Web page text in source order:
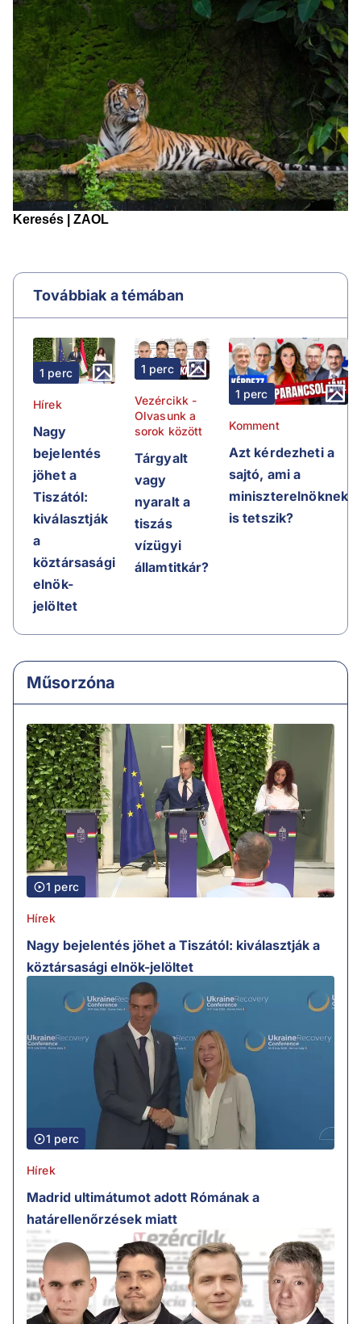
Továbbiak a témában
1 perc
Hírek
Nagy
bejelentés
jöhet a
Tiszától:
kiválasztják
a
köztársasági
elnök-
jelöltet
1 perc
Vezércikk -
Olvasunk a
sorok között
Tárgyalt
vagy
nyaralt a
tiszás
vízügyi
államtitkár?
1 perc
Komment
Azt kérdezheti a
sajtó, ami a
miniszterelnöknek
is tetszik?
Műsorzóna
1 perc
Hírek
Nagy bejelentés jöhet a Tiszától: kiválasztják a
köztársasági elnök-jelöltet
1 perc
Hírek
Madrid ultimátumot adott Rómának a
határellenőrzések miatt